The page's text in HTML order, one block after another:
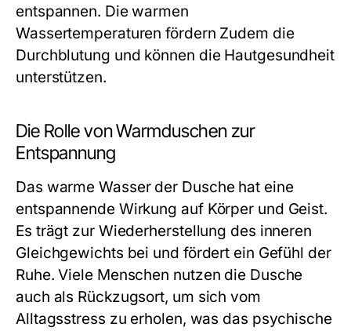
entspannen. Die warmen
Wassertemperaturen fördern Zudem die
Durchblutung und können die Hautgesundheit
unterstützen.
Die Rolle von Warmduschen zur
Entspannung
Das warme Wasser der Dusche hat eine
entspannende Wirkung auf Körper und Geist.
Es trägt zur Wiederherstellung des inneren
Gleichgewichts bei und fördert ein Gefühl der
Ruhe. Viele Menschen nutzen die Dusche
auch als Rückzugsort, um sich vom
Alltagsstress zu erholen, was das psychische